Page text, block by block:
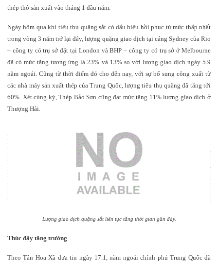
thép thô sản xuất vào tháng 1 đầu năm.
Ngày hôm qua khi tiêu thụ quặng sắt có dấu hiệu hồi phục từ mức thấp nhất
trong vòng 3 năm trở lại đây, lượng quặng giao dịch tại cảng Sydney của Rio
– công ty có trụ sở đặt tại London và BHP – công ty có trụ sở ở Melbourne
đã có mức tăng tương ứng là 23% và 13% so với lượng giao dịch ngày 5.9
năm ngoái. Cũng từ thời điểm đó cho đến nay, với sự bổ sung công xuất từ
các nhà máy sản xuất thép của Trung Quốc, lượng tiêu thụ quặng đã tăng tới
60%. Xét cùng kỳ, Thép Bảo Sơn cũng đạt mức tăng 11% lượng giao dịch ở
Thượng Hải.
Lượng giao dịch quặng sắt liên tục tăng thời gian gần đây.
Thúc đẩy tăng trưởng
Theo Tân Hoa Xã đưa tin ngày 17.1, năm ngoái chính phủ Trung Quốc đã